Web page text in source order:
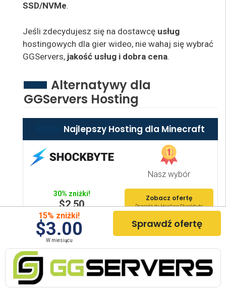
SSD/NVMe.
Jeśli zdecydujesz się na dostawcę usług
hostingowych dla gier wideo, nie wahaj się wybrać
GGServers, jakość usług i dobra cena.
Alternatywy dla
GGServers Hosting
Najlepszy Hosting dla Minecraft
Nasz wybór
30% zniżki!
$2.50
Za miesiąc
Zobacz ofertę
Przejdź do Hosting Shockbyte
Wyjątkowa jakość
25% zniżki!
$6.95
15% zniżki!
$3.00
W miesiącu
Sprawdź ofertę